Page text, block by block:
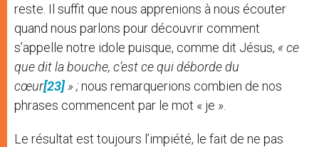
reste. Il suffit que nous apprenions à nous écouter
quand nous parlons pour découvrir comment
s’appelle notre idole puisque, comme dit Jésus, « ce
que dit la bouche, c’est ce qui déborde du
cœur[23]» ;nous remarquerions combien de nos
phrases commencent par le mot « je ».
Le résultat est toujours l’impiété, le fait de ne pas